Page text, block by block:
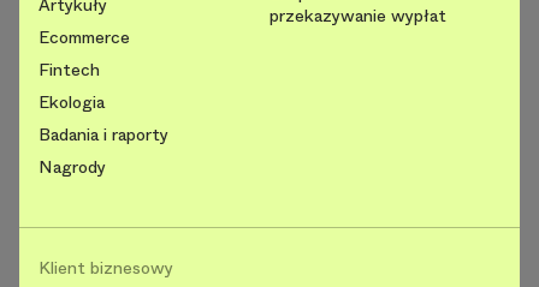
Artykuły
Ecommerce
Fintech
Ekologia
Badania i raporty
Nagrody
przekazywanie wypłat
Klient biznesowy